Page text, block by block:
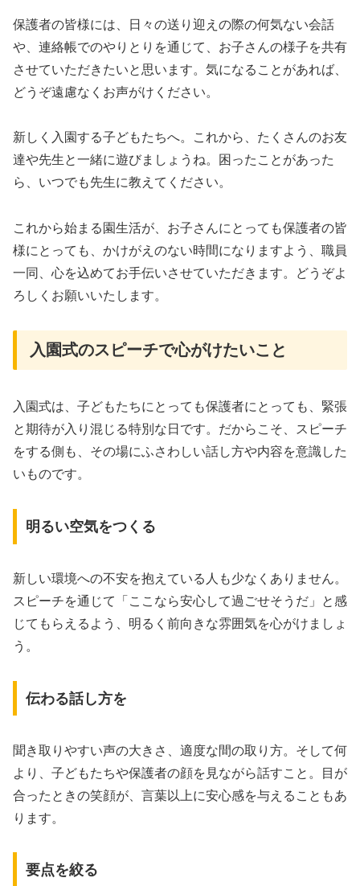
保護者の皆様には、日々の送り迎えの際の何気ない会話
や、連絡帳でのやりとりを通じて、お子さんの様子を共有
させていただきたいと思います。気になることがあれば、
どうぞ遠慮なくお声がけください。
新しく入園する子どもたちへ。これから、たくさんのお友
達や先生と一緒に遊びましょうね。困ったことがあった
ら、いつでも先生に教えてください。
これから始まる園生活が、お子さんにとっても保護者の皆
様にとっても、かけがえのない時間になりますよう、職員
一同、心を込めてお手伝いさせていただきます。どうぞよ
ろしくお願いいたします。
入園式のスピーチで心がけたいこと
入園式は、子どもたちにとっても保護者にとっても、緊張
と期待が入り混じる特別な日です。だからこそ、スピーチ
をする側も、その場にふさわしい話し方や内容を意識した
いものです。
明るい空気をつくる
新しい環境への不安を抱えている人も少なくありません。
スピーチを通じて「ここなら安心して過ごせそうだ」と感
じてもらえるよう、明るく前向きな雰囲気を心がけましょ
う。
伝わる話し方を
聞き取りやすい声の大きさ、適度な間の取り方。そして何
より、子どもたちや保護者の顔を見ながら話すこと。目が
合ったときの笑顔が、言葉以上に安心感を与えることもあ
ります。
要点を絞る